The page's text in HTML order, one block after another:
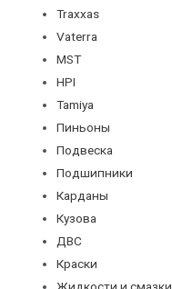
Traxxas
Vaterra
MST
HPI
Tamiya
Пиньоны
Подвеска
Подшипники
Карданы
Кузова
ДВС
Краски
Жидкости и смазки